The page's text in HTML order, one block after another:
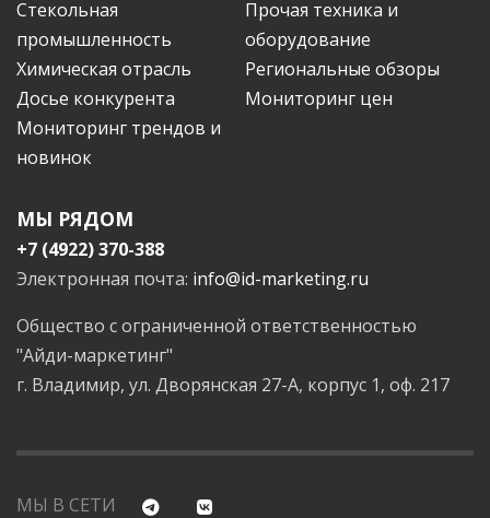
Стекольная
промышленность
Прочая техника и
оборудование
Химическая отрасль
Региональные обзоры
Досье конкурента
Мониторинг цен
Мониторинг трендов и
новинок
МЫ РЯДОМ
+7 (4922) 370-388
Электронная почта: info@id-marketing.ru
Общество с ограниченной ответственностью
"Айди-маркетинг"
г. Владимир, ул. Дворянская 27-А, корпус 1, оф. 217
МЫ В СЕТИ